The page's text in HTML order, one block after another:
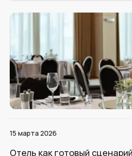
15 марта 2026
Отель как готовый